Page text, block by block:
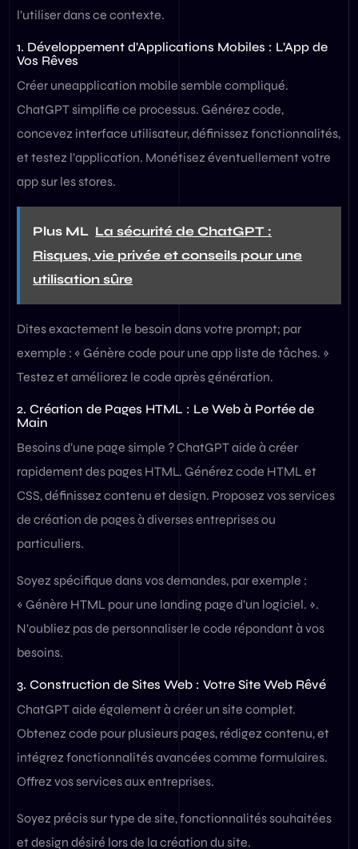
l’utiliser dans ce contexte.
1. Développement d’Applications Mobiles : L’App de
Vos Rêves
Créer uneapplication mobile semble compliqué.
ChatGPT simplifie ce processus. Générez code,
concevez interface utilisateur, définissez fonctionnalités,
et testez l’application. Monétisez éventuellement votre
app sur les stores.
Plus ML La sécurité de ChatGPT :
Risques, vie privée et conseils pour une
utilisation sûre
Dites exactement le besoin dans votre prompt; par
exemple : « Génère code pour une app liste de tâches. »
Testez et améliorez le code après génération.
2. Création de Pages HTML : Le Web à Portée de
Main
Besoins d’une page simple ? ChatGPT aide à créer
rapidement des pages HTML. Générez code HTML et
CSS, définissez contenu et design. Proposez vos services
de création de pages à diverses entreprises ou
particuliers.
Soyez spécifique dans vos demandes, par exemple :
« Génère HTML pour une landing page d’un logiciel. ».
N’oubliez pas de personnaliser le code répondant à vos
besoins.
3. Construction de Sites Web : Votre Site Web Rêvé
ChatGPT aide également à créer un site complet.
Obtenez code pour plusieurs pages, rédigez contenu, et
intégrez fonctionnalités avancées comme formulaires.
Offrez vos services aux entreprises.
Soyez précis sur type de site, fonctionnalités souhaitées
et design désiré lors de la création du site.